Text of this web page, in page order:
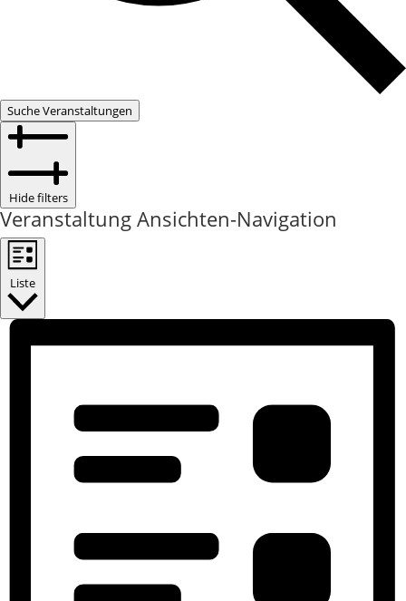
Suche Veranstaltungen
Hide filters
Veranstaltung Ansichten-Navigation
Liste